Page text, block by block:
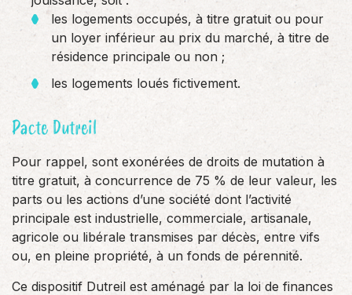
les logements occupés, à titre gratuit ou pour
un loyer inférieur au prix du marché, à titre de
résidence principale ou non ;
les logements loués fictivement.
Pacte Dutreil
Pour rappel, sont exonérées de droits de mutation à
titre gratuit, à concurrence de 75 % de leur valeur, les
parts ou les actions d’une société dont l’activité
principale est industrielle, commerciale, artisanale,
agricole ou libérale transmises par décès, entre vifs
ou, en pleine propriété, à un fonds de pérennité.
Ce dispositif Dutreil est aménagé par la loi de finances